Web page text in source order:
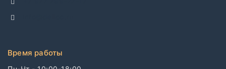
Время работы